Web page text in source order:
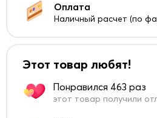
Оплата
Наличный расчет (по
Этот товар любят!
Понравился 463 раз
этот товар получили